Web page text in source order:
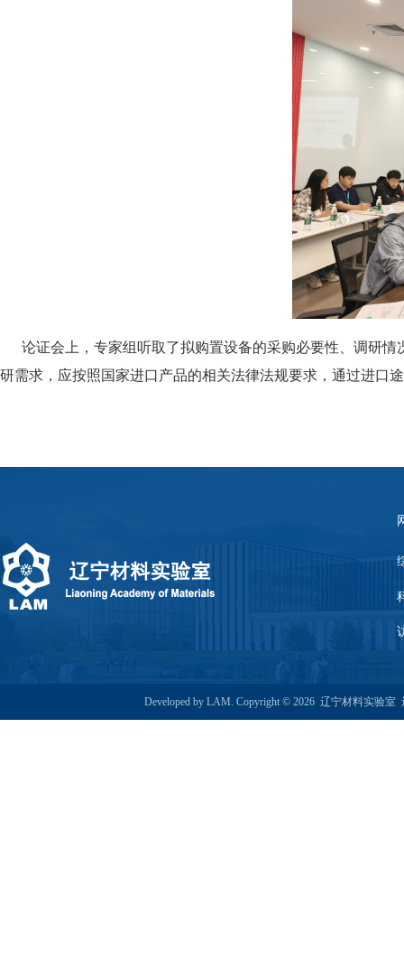
论证会上，专家组听取了拟购置设备的采购必要性、调研情
研需求，应按照国家进口产品的相关法律法规要求，通过进口
Developed by LAM. Copyright © 2026 辽宁材料实验